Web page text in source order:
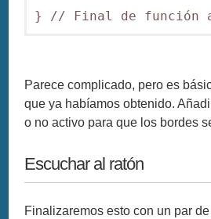
Parece complicado, pero es
que ya habíamos obtenido.
o no activo para que los bordes
Escuchar al ratón
Finalizaremos esto con un par